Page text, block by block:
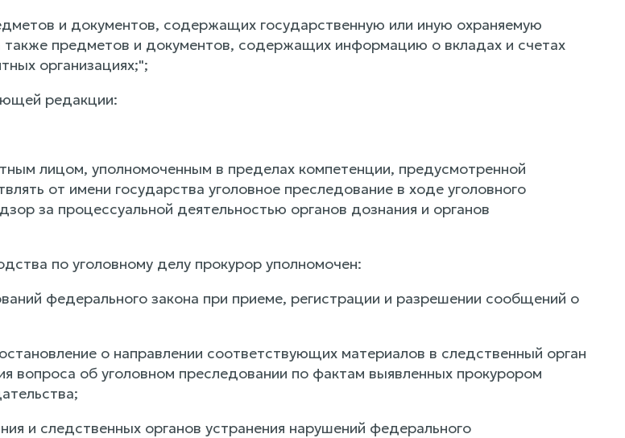
и документов, содержащих государственную или иную охраняемую
также предметов и документов, содержащих информацию о вкладах и счетах
организациях;";
редакции:
лицом, уполномоченным в пределах компетенции, предусмотренной
от имени государства уголовное преследование в ходе уголовного
за процессуальной деятельностью органов дознания и органов
по уголовному делу прокурор уполномочен:
федерального закона при приеме, регистрации и разрешении сообщений о
о направлении соответствующих материалов в следственный орган
вопроса об уголовном преследовании по фактам выявленных прокурором
и следственных органов устранения нарушений федерального